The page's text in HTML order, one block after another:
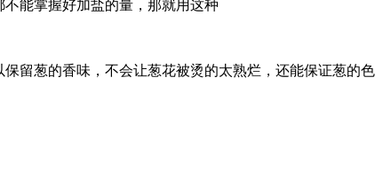
能掌握好加盐的量，那就用这种
留葱的香味，不会让葱花被烫的太熟烂，还能保证葱的